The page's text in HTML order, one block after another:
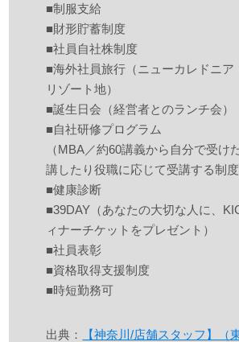
■制服支給
■財形貯蓄制度
■社員自社株制度
■海外社員旅行（ニューカレドニア
リゾート地）
■誕生日会（経営者とのランチ会）
■自社研修プログラム
（MBA／約60講義から自分で受け
講したり役職に応じて受講する制度
■健康診断
■39DAY（あなたの大切な人に、
ィナーチケットをプレゼント）
■社員表彰
■資格取得支援制度
■時短勤務可
出典：
【神奈川/店舗スタッフ】（